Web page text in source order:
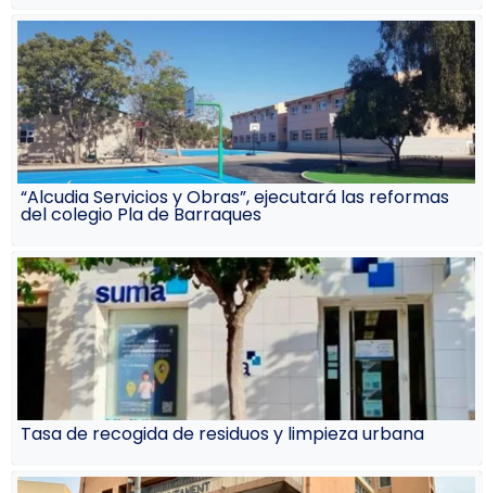
“Alcudia Servicios y Obras”, ejecutará las reformas
del colegio Pla de Barraques
Tasa de recogida de residuos y limpieza urbana